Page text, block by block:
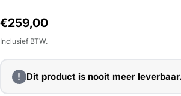
Normale
prijs
€259,00
Inclusief BTW.
! Dit product is nooit meer leverbaar.